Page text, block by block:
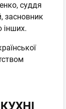
суддя
засновник
інших.